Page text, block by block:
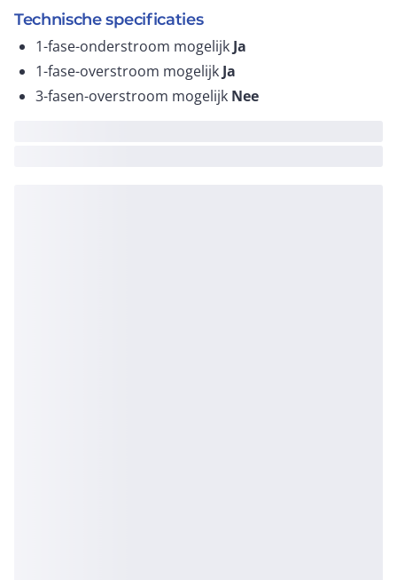
Technische specificaties
1-fase-onderstroom mogelijk Ja
1-fase-overstroom mogelijk Ja
3-fasen-overstroom mogelijk Nee